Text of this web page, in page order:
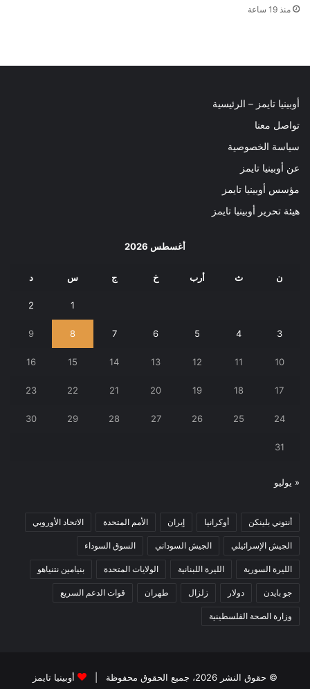
منذ 19 ساعة
أوبينيا تايمز – الرئيسية
تواصل معنا
سياسة الخصوصية
عن أوبينيا تايمز
مؤسس أوبينيا تايمز
هيئة تحرير أوبينيا تايمز
أغسطس 2026
ن ث أرب خ ج س د
1
2
3
4
5
6
7
8
9
10
11
12
13
14
15
16
17
18
19
20
21
22
23
24
25
26
27
28
29
30
31
« يوليو
أنتوني بلينكن أوكرانيا إيران الأمم المتحدة الاتحاد الأوروبي
الجيش الإسرائيلي الجيش السوداني السوق السوداء
الليرة السورية الليرة اللبنانية الولايات المتحدة بنيامين نتنياهو
جو بايدن دولار زلزال طهران قوات الدعم السريع
وزارة الصحة الفلسطينية
© حقوق النشر 2026، جميع الحقوق محفوظة | أوبينيا تايمز